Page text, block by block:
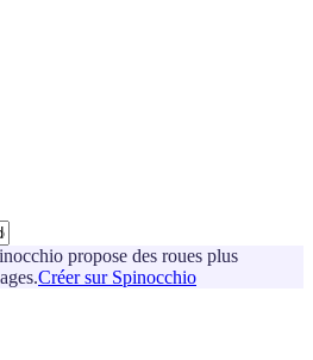
propose des roues plus
Créer sur Spinocchio